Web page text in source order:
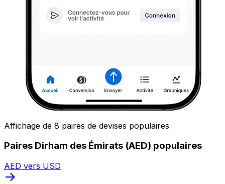
Affichage de 8 paires de devises populaires
Paires Dirham des Émirats (AED) populaires
AED vers USD